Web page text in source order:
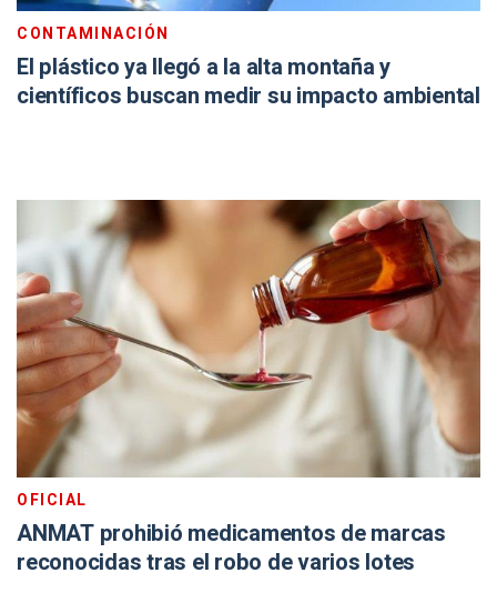
CONTAMINACIÓN
El plástico ya llegó a la alta montaña y
científicos buscan medir su impacto ambiental
OFICIAL
ANMAT prohibió medicamentos de marcas
reconocidas tras el robo de varios lotes